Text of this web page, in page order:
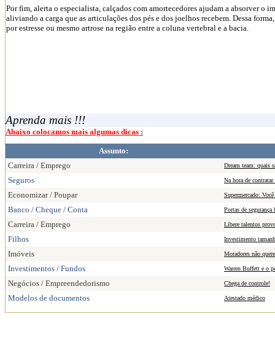
Por fim, alerta o especialista, calçados com amortecedores ajudam a absorver o
aliviando a carga que as articulações dos pés e dos joelhos recebem. Dessa
por estresse ou mesmo artrose na região entre a coluna vertebral e a bacia.
Aprenda mais !!!
Abaixo colocamos mais algumas dicas :
Assunto:
Carreira / Emprego
Dream team: quais
Seguros Na hora de contratar
Economizar / Poupar Supermercado:
Banco / Cheque / Conta Portas de
Carreira / Emprego Libere talentos
Filhos Investimento
Imóveis Moradores não
Investimentos / Fundos Warren Buffett e o
Negócios / Empreendedorismo Chega de controle!
Modelos de documentos Atestado médico